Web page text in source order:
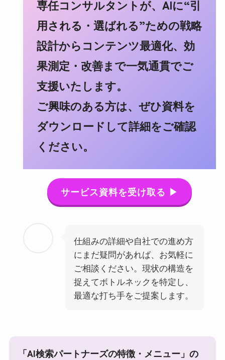
専任コンサルタントが、AIに“引
用される・選ばれる”ための戦略
設計からコンテンツ最適化、効
果測定・改善まで一気通貫でご
支援いたします。
ご興味のある方は、ぜひ資料を
ダウンロードして詳細をご確認
ください。
サービス資料を受け取る ▶
仕組みの詳細や自社での進め方
にまだ疑問があれば、お気軽に
ご相談ください。現状の構造を
捉えてボトルネックを特定し、
最適な打ち手をご提案します。
「AI検索パートナーズの特徴・メニュー」の